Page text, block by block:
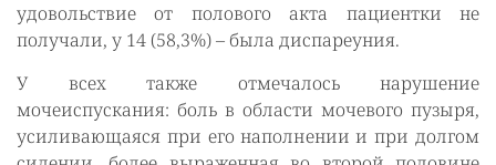
удовольствие от полового акта пациентки не
получали, у 14 (58,3%) – была диспареуния.
У всех также отмечалось нарушение
мочеиспускания: боль в области мочевого пузыря,
усиливающаяся при его наполнении и при долгом